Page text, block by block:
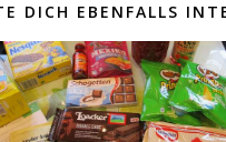
DICH EBENFALLS